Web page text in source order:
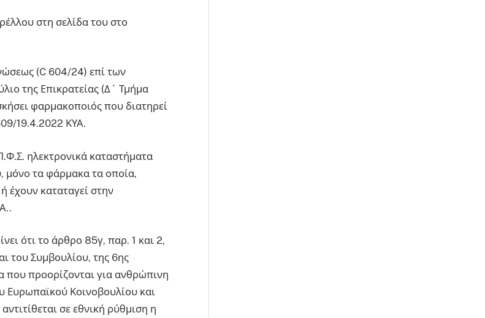
στη σελίδα του στο
(C 604/24) επί των
της Επικρατείας (Δ΄ Τμήμα
φαρμακοποιός που διατηρεί
19.4.2022 ΚΥΑ.
ηλεκτρονικά καταστήματα
μόνο τα φάρμακα τα οποία,
έχουν καταταγεί στην
ότι το άρθρο 85γ, παρ. 1 και 2,
του Συμβουλίου, της 6ης
που προορίζονται για ανθρώπινη
Ευρωπαϊκού Κοινοβουλίου και
σε εθνική ρύθμιση η